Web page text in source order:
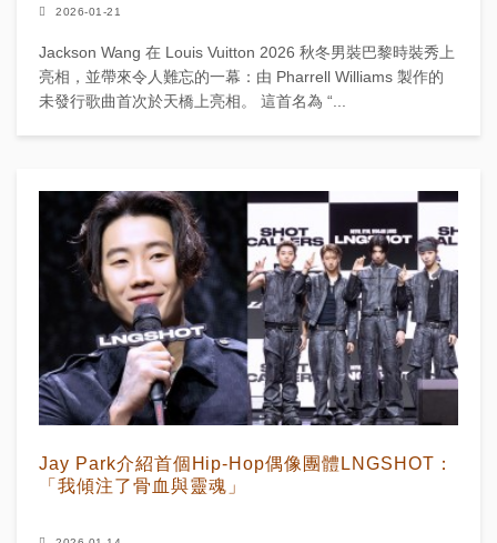
2026-01-21
Jackson Wang 在 Louis Vuitton 2026 秋冬男裝巴黎時裝秀上
亮相，並帶來令人難忘的一幕：由 Pharrell Williams 製作的
未發行歌曲首次於天橋上亮相。 這首名為 “...
Jay Park介紹首個Hip-Hop偶像團體LNGSHOT：
「我傾注了骨血與靈魂」